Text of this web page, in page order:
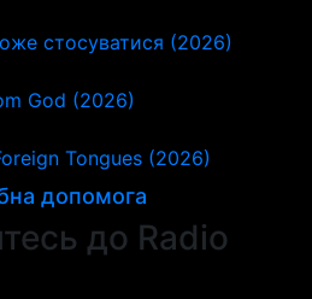
стосуватися (2026)
God (2026)
Tongues (2026)
допомога
до Radio